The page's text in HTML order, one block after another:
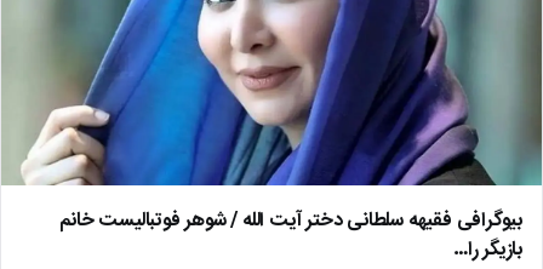
بیوگرافی فقیهه سلطانی دختر آیت الله / شوهر فوتبالیست خانم
بازیگر را…